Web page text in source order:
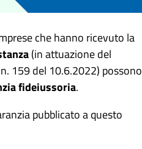
che hanno ricevuto la
(in attuazione del
159 del 10.6.2022) possono
fideiussoria.
pubblicato a questo